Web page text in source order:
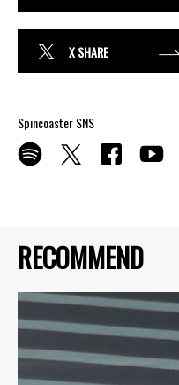
RECOMMEND
X SHARE
Spincoaster SNS